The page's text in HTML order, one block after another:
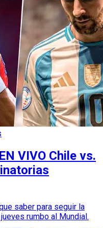
VIVO Chile vs.
saber para seguir la
rumbo al Mundial.